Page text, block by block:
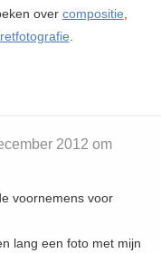
over compositie,
.
2012 om
voornemens voor
lang een foto met mijn